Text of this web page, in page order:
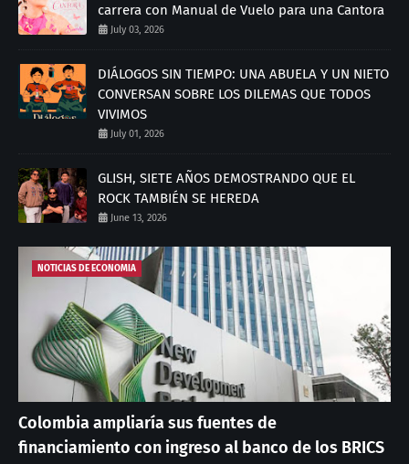
carrera con Manual de Vuelo para una Cantora
July 03, 2026
DIÁLOGOS SIN TIEMPO: UNA ABUELA Y UN NIETO
CONVERSAN SOBRE LOS DILEMAS QUE TODOS
VIVIMOS
July 01, 2026
GLISH, SIETE AÑOS DEMOSTRANDO QUE EL
ROCK TAMBIÉN SE HEREDA
June 13, 2026
NOTICIAS DE ECONOMIA
Colombia ampliaría sus fuentes de
financiamiento con ingreso al banco de los BRICS